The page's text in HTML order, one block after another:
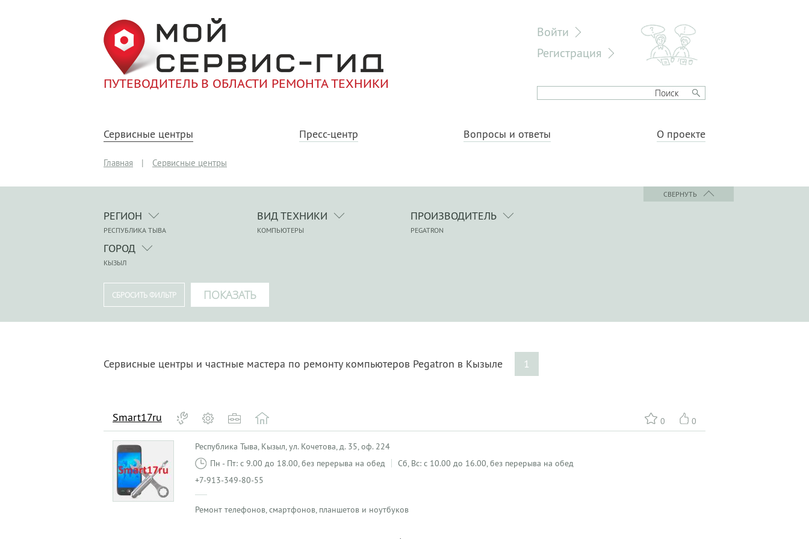
ПУТЕВОДИТЕЛЬ В ОБЛАСТИ РЕМОНТА ТЕХНИКИ
Войти
Регистрация
Сервисные центры Пресс-центр Вопросы и ответы О проекте
Главная | Сервисные центры
СВЕРНУТЬ
РЕГИОН
РЕСПУБЛИКА ТЫВА
ВИД ТЕХНИКИ
КОМПЬЮТЕРЫ
ПРОИЗВОДИТЕЛЬ
PEGATRON
ГОРОД
КЫЗЫЛ
Сервисные центры и частные мастера по ремонту компьютеров Pegatron в Кызыле 1
0 0
Smart17ru
Республика Тыва, Кызыл, ул. Кочетова, д. 35, оф. 224
Пн - Пт: с 9.00 до 18.00, без перерыва на обед
Сб, Вс: с 10.00 до 16.00, без перерыва на обед
+7-913-349-80-55
Ремонт телефонов, смартфонов, планшетов и ноутбуков